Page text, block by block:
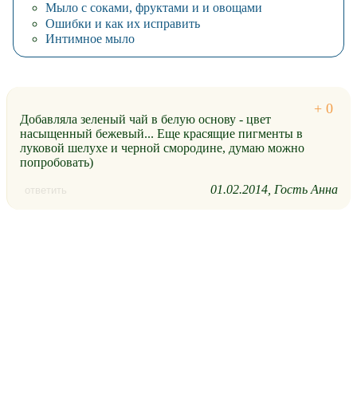
Мыло с соками, фруктами и и овощами
Ошибки и как их исправить
Интимное мыло
Добавляла зеленый чай в белую основу - цвет
насыщенный бежевый... Еще красящие пигменты в
луковой шелухе и черной смородине, думаю можно
попробовать)
ответить 01.02.2014 Гость Анна